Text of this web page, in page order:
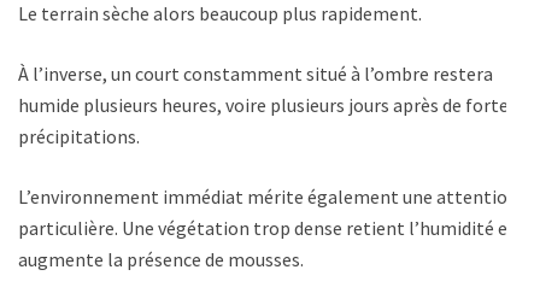
Le terrain sèche alors beaucoup plus rapidement.
À l’inverse, un court constamment situé à l’ombre restera
humide plusieurs heures, voire plusieurs jours après de fortes
précipitations.
L’environnement immédiat mérite également une attention
particulière. Une végétation trop dense retient l’humidité et
augmente la présence de mousses.